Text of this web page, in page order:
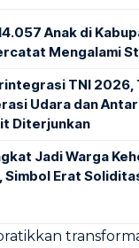
Anak di
Mengalami
TNI 2026,
Udara dan
Diterjunkan
Jadi Warga
Simbol Erat